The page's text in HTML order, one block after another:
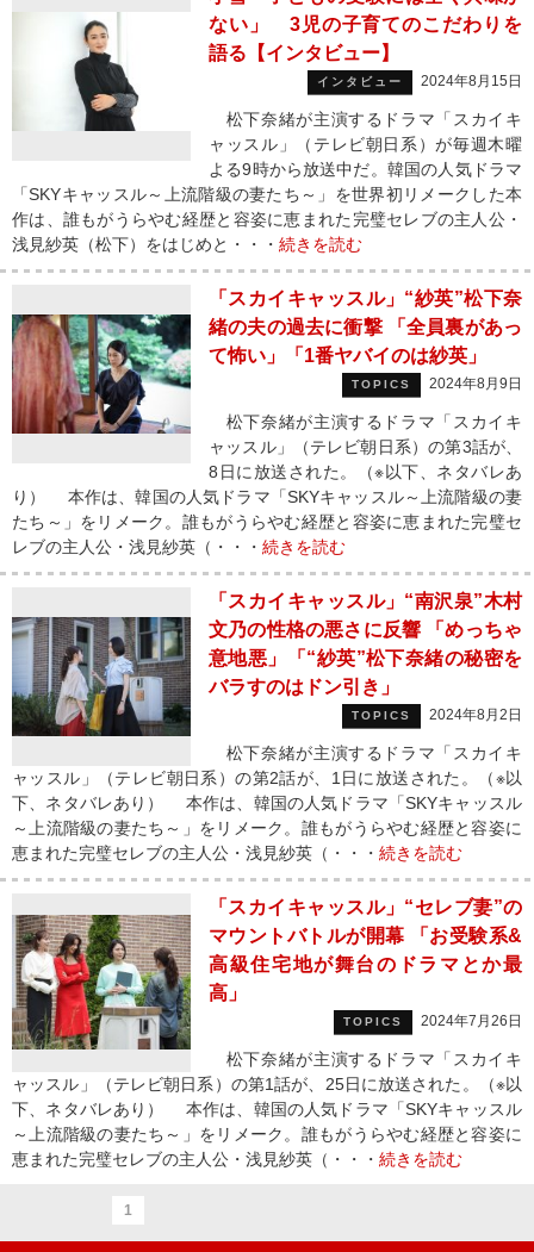
ない」 3児の子育てのこだわりを
語る【インタビュー】
インタビュー 2024年8月15日
松下奈緒が主演するドラマ「スカイキ
ャッスル」（テレビ朝日系）が毎週木曜
よる9時から放送中だ。韓国の人気ドラマ
「SKYキャッスル～上流階級の妻たち～」を世界初リメークした本
作は、誰もがうらやむ経歴と容姿に恵まれた完璧セレブの主人公・
浅見紗英（松下）をはじめと・・・ 続きを読む
「スカイキャッスル」“紗英”松下奈
緒の夫の過去に衝撃 「全員裏があっ
て怖い」「1番ヤバイのは紗英」
TOPICS 2024年8月9日
松下奈緒が主演するドラマ「スカイキ
ャッスル」（テレビ朝日系）の第3話が、
8日に放送された。（※以下、ネタバレあ
り） 本作は、韓国の人気ドラマ「SKYキャッスル～上流階級の妻
たち～」をリメーク。誰もがうらやむ経歴と容姿に恵まれた完璧セ
レブの主人公・浅見紗英（・・・ 続きを読む
「スカイキャッスル」“南沢泉”木村
文乃の性格の悪さに反響 「めっちゃ
意地悪」「“紗英”松下奈緒の秘密を
バラすのはドン引き」
TOPICS 2024年8月2日
松下奈緒が主演するドラマ「スカイキ
ャッスル」（テレビ朝日系）の第2話が、1日に放送された。（※以
下、ネタバレあり） 本作は、韓国の人気ドラマ「SKYキャッスル
～上流階級の妻たち～」をリメーク。誰もがうらやむ経歴と容姿に
恵まれた完璧セレブの主人公・浅見紗英（・・・ 続きを読む
「スカイキャッスル」“セレブ妻”の
マウントバトルが開幕 「お受験系&
高級住宅地が舞台のドラマとか最
高」
TOPICS 2024年7月26日
松下奈緒が主演するドラマ「スカイキ
ャッスル」（テレビ朝日系）の第1話が、25日に放送された。（※以
下、ネタバレあり） 本作は、韓国の人気ドラマ「SKYキャッスル
～上流階級の妻たち～」をリメーク。誰もがうらやむ経歴と容姿に
恵まれた完璧セレブの主人公・浅見紗英（・・・ 続きを読む
1